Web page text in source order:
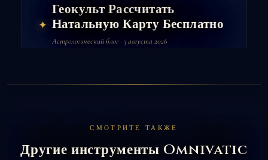
✦
Геокульт Рассчитать
Натальную Карту Бесплатно
Астрологический блог · 3 августа 2026
СМОТРИТЕ ТАКЖЕ
Другие инструменты Omnivatic